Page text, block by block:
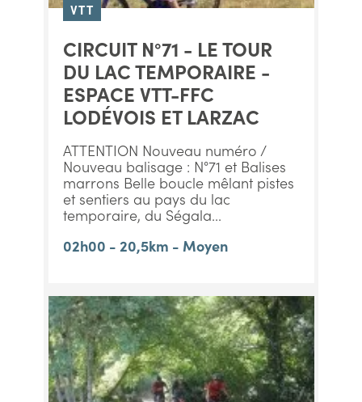
VTT
CIRCUIT N°71 - LE TOUR
DU LAC TEMPORAIRE -
ESPACE VTT-FFC
LODÉVOIS ET LARZAC
ATTENTION Nouveau numéro /
Nouveau balisage : N°71 et Balises
marrons Belle boucle mêlant pistes
et sentiers au pays du lac
temporaire, du Ségala...
02h00 - 20,5km - Moyen